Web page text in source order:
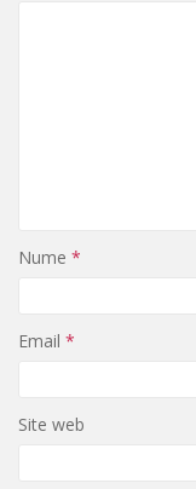
Nume *
Email *
Site web